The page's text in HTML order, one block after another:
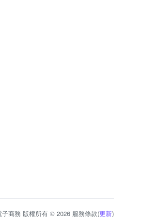
子商務 版權所有 © 2026 服務條款(更新)